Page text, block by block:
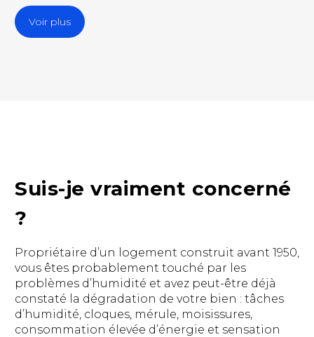
Voir plus
Suis-je vraiment concerné
?
Propriétaire d’un logement construit avant 1950,
vous êtes probablement touché par les
problèmes d’humidité et avez peut-être déjà
constaté la dégradation de votre bien : tâches
d’humidité, cloques, mérule, moisissures,
consommation élevée d’énergie et sensation